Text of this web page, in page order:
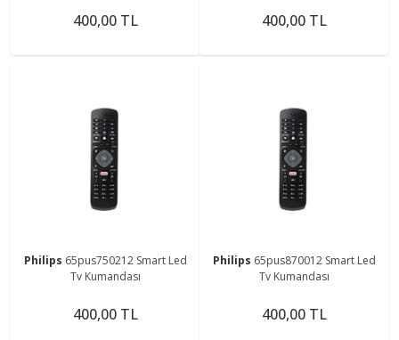
400,00 TL 400,00 TL
Philips 65pus750212 Smart Led
Tv Kumandası
400,00 TL
Philips 65pus870012 Smart Led
Tv Kumandası
400,00 TL